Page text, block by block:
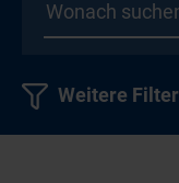
Weitere Filter